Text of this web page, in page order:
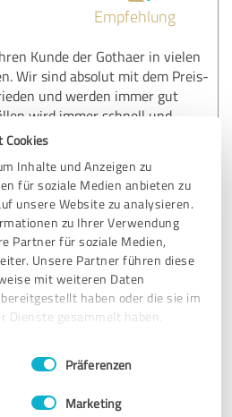
Cookies
Inhalte und Anzeigen zu
für soziale Medien anbieten zu
unsere Website zu analysieren.
zu Ihrer Verwendung
Partner für soziale Medien,
Unsere Partner führen diese
mit weiteren Daten
haben oder die sie im
Dienste gesammelt haben.
Präferenzen
Marketing
Empfehlung
Kunde der Gothaer in vielen
Wir sind absolut mit dem Preis-
und werden immer gut
wird immer schnell und
werden bestimmt noch viele
zu:
Schweitzer